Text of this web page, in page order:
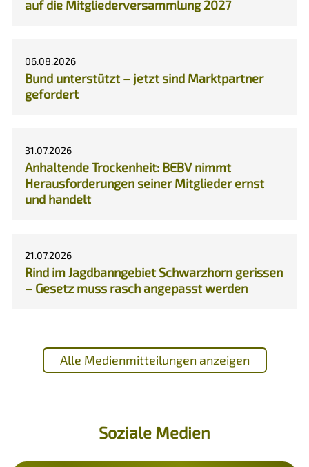
auf die Mitgliederversammlung 2027
06.08.2026
Bund unterstützt – jetzt sind Marktpartner
gefordert
31.07.2026
Anhaltende Trockenheit: BEBV nimmt
Herausforderungen seiner Mitglieder ernst
und handelt
21.07.2026
Rind im Jagdbanngebiet Schwarzhorn gerissen
– Gesetz muss rasch angepasst werden
Alle Medienmitteilungen anzeigen
Soziale Medien